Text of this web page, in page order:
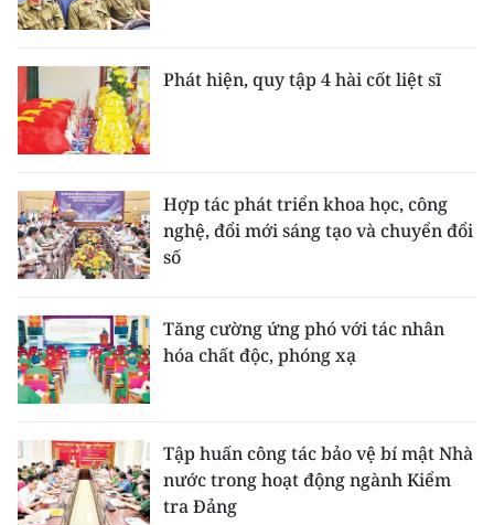
Phát hiện, quy tập 4 hài cốt liệt sĩ
Hợp tác phát triển khoa học, công
nghệ, đổi mới sáng tạo và chuyển đổi
số
Tăng cường ứng phó với tác nhân
hóa chất độc, phóng xạ
Tập huấn công tác bảo vệ bí mật Nhà
nước trong hoạt động ngành Kiểm
tra Đảng